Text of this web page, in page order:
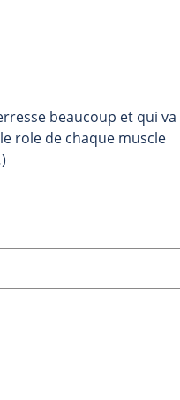
beaucoup et qui va
role de chaque muscle